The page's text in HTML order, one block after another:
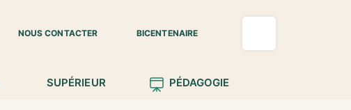
NOUS CONTACTER BICENTENAIRE
SUPÉRIEUR PÉDAGOGIE